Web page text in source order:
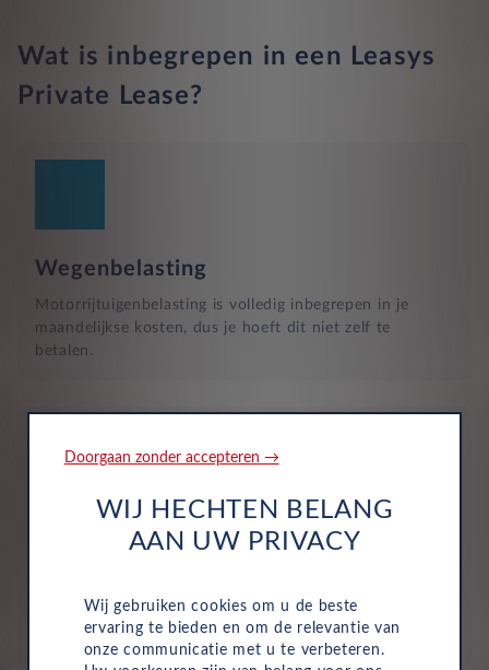
Wat is inbegrepen in een Leasys
Private Lease?
Wegenbelasting
Motorrijtuigenbelasting is volledig inbegrepen in je
maandelijkse kosten, dus je hoeft dit niet zelf te
betalen.
Verzekering
uitgebreide dekking, zodat je volledig beschermd bent in
het geval van onvoorziene ongelukken.
Doorgaan zonder accepteren →
WIJ HECHTEN BELANG
AAN UW PRIVACY
Wij gebruiken cookies om u de beste
ervaring te bieden en om de relevantie van
onze communicatie met u te verbeteren.